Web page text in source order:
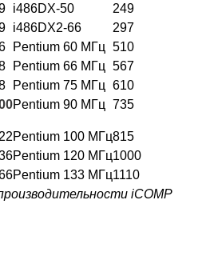
i486DX-50
249
i486DX2-66
297
Pentium 60 МГц 510
Pentium 66 МГц 567
Pentium 75 МГц 610
Pentium 90 МГц 735
Pentium 100 МГц815
Pentium 120 МГц1000
Pentium 133 МГц1110
iCOMP